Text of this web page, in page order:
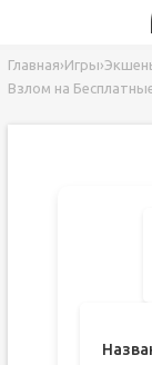
Главная›Игры›
Взлом на